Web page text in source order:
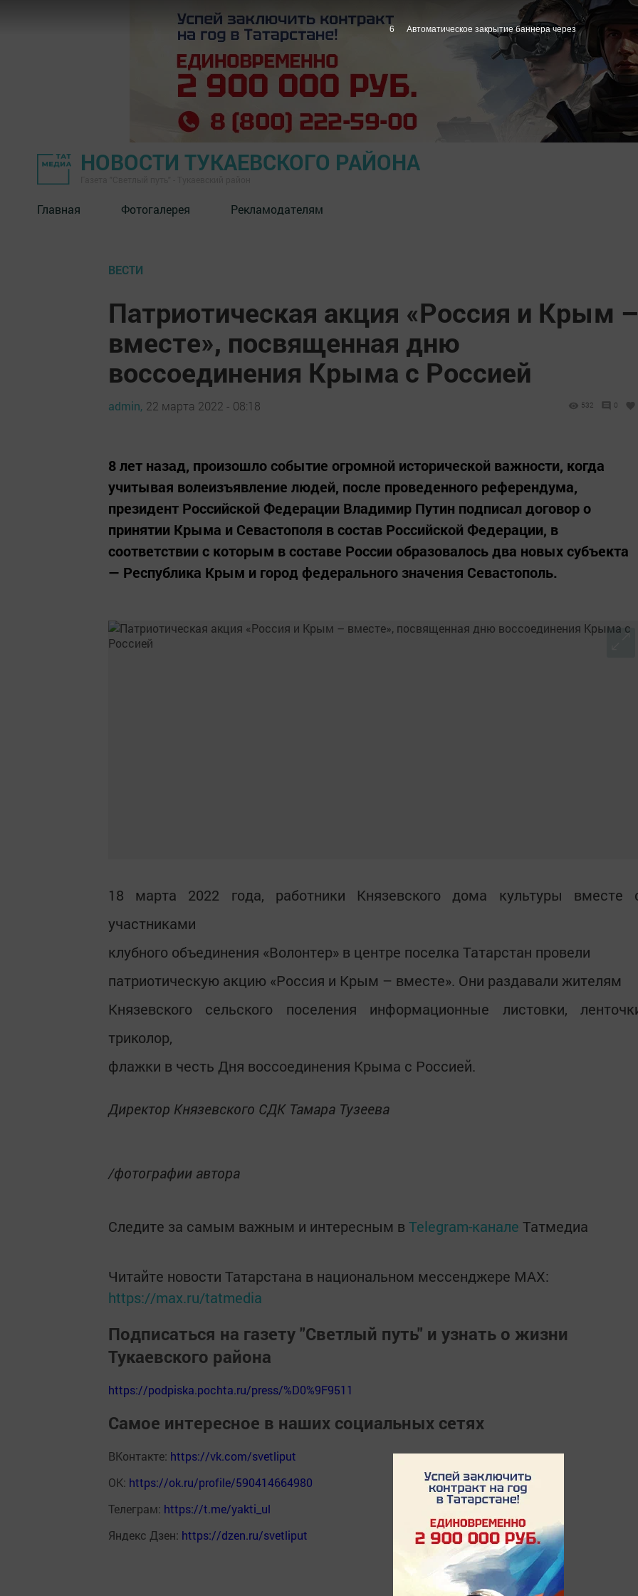
НОВОСТИ ТУКАЕВСКОГО РАЙОНА
Главная Фотогалерея Рекламодателям
ВЕСТИ
Патриотическая акция «Россия и Крым
вместе», посвященная дню
воссоединения Крыма с Россией
admin, 22 марта 2022 - 08:18 532 0
8 лет назад, произошло событие огромной исторической важности, когда
учитывая волеизъявление людей, после проведенного референдума,
президент Российской Федерации Владимир Путин подписал договор о
принятии Крыма и Севастополя в состав Российской Федерации, в
соответствии с которым в составе России образовалось два новых субъекта
— Республика Крым и город федерального значения Севастополь.
18 марта 2022 года, работники Князевского дома культуры вместе
участниками
клубного объединения «Волонтер» в центре поселка Татарстан провели
патриотическую акцию «Россия и Крым – вместе». Они раздавали жителям
Князевского сельского поселения информационные листовки,
триколор,
флажки в честь Дня воссоединения Крыма с Россией.
Директор Князевского СДК Тамара Тузеева
/фотографии автора
Следите за самым важным и интересным в Telegram-канале Татмедиа
Читайте новости Татарстана в национальном мессенджере MАХ:
https://max.ru/tatmedia
Подписаться на газету "Светлый путь" и узнать о жизни
Тукаевского района
https://podpiska.pochta.ru/press/%D0%9F9511
Самое интересное в наших социальных сетях
ВКонтакте: https://vk.com/svetliput
ОК: https://ok.ru/profile/590414664980
Телеграм: https://t.me/yakti_ul
Яндекс Дзен: https://dzen.ru/svetliput
5 Автоматическое закрытие баннера через